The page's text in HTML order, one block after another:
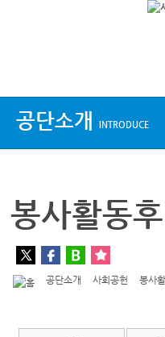
공단소개 INTRODUCE
봉사활동후
공단소개 사회공헌 봉사